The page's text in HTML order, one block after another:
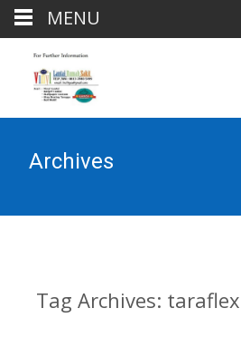
Archives
Tag Archives: taraflex
MENU